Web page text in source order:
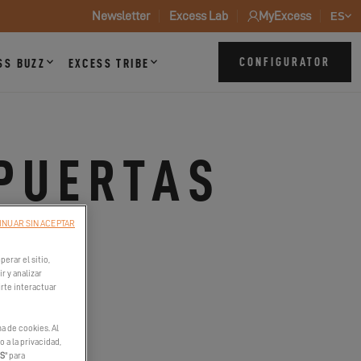
Newsletter Excess Lab MyExcess ES
BUZZ EXCESS TRIBE CONFIGURATOR
el sitio,
y analizar
interactuar
de cookies. Al
a la privacidad,
" para
SIN ACEPTAR